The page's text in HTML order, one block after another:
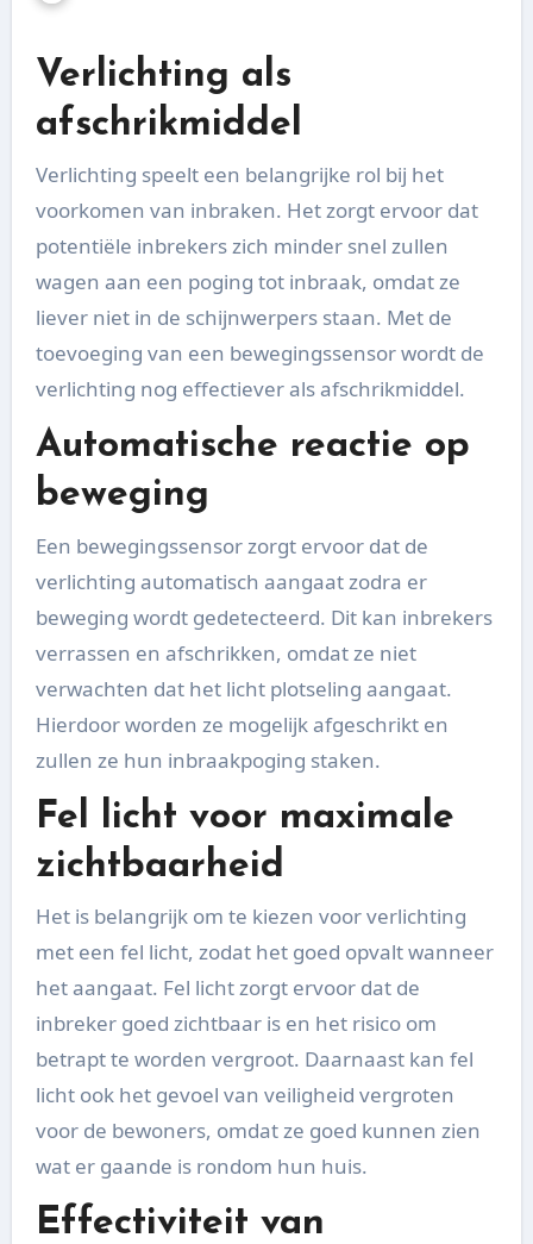
Verlichting als
afschrikmiddel
Verlichting speelt een belangrijke rol bij het
voorkomen van inbraken. Het zorgt ervoor dat
potentiële inbrekers zich minder snel zullen
wagen aan een poging tot inbraak, omdat ze
liever niet in de schijnwerpers staan. Met de
toevoeging van een bewegingssensor wordt de
verlichting nog effectiever als afschrikmiddel.
Automatische reactie op
beweging
Een bewegingssensor zorgt ervoor dat de
verlichting automatisch aangaat zodra er
beweging wordt gedetecteerd. Dit kan inbrekers
verrassen en afschrikken, omdat ze niet
verwachten dat het licht plotseling aangaat.
Hierdoor worden ze mogelijk afgeschrikt en
zullen ze hun inbraakpoging staken.
Fel licht voor maximale
zichtbaarheid
Het is belangrijk om te kiezen voor verlichting
met een fel licht, zodat het goed opvalt wanneer
het aangaat. Fel licht zorgt ervoor dat de
inbreker goed zichtbaar is en het risico om
betrapt te worden vergroot. Daarnaast kan fel
licht ook het gevoel van veiligheid vergroten
voor de bewoners, omdat ze goed kunnen zien
wat er gaande is rondom hun huis.
Effectiviteit van